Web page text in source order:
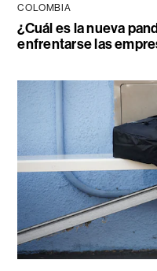
COLOMBIA
¿Cuál es la nueva
enfrentarse las